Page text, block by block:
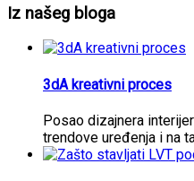
Iz našeg bloga
3dA kreativni proces
Posao dizajnera
trendove uređenja i na